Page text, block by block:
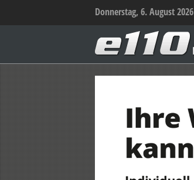
Donnerstag, 6. August 2026
–
Das
Sicherheitsportal